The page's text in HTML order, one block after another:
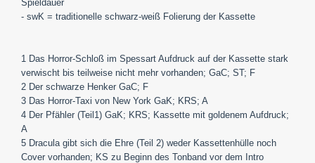
Spieldauer
- swK = traditionelle schwarz-weiß Folierung der Kassette
1 Das Horror-Schloß im Spessart Aufdruck auf der Kassette stark
verwischt bis teilweise nicht mehr vorhanden; GaC; ST; F
2 Der schwarze Henker GaC; F
3 Das Horror-Taxi von New York GaK; KRS; A
4 Der Pfähler (Teil1) GaK; KRS; Kassette mit goldenem Aufdruck;
A
5 Dracula gibt sich die Ehre (Teil 2) weder Kassettenhülle noch
Cover vorhanden; KS zu Beginn des Tonband vor dem Intro